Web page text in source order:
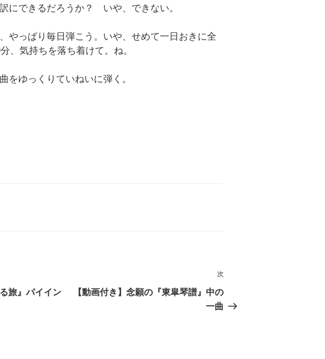
にできるだろうか？ いや、できない。
やっぱり毎日弾こう。いや、せめて一日おきに全
、気持ちを落ち着けて。ね。
をゆっくりていねいに弾く。
旅』パイイン
次
の
投
次
【動画付き】念願の『東皐琴譜』中の
一曲